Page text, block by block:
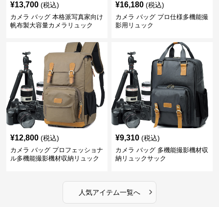
¥13,700 (税込)
カメラ バッグ 本格派写真家向け
帆布製大容量カメラリュック
¥16,180 (税込)
カメラ バッグ プロ仕様多機能撮
影用リュック
¥12,800 (税込)
カメラ バッグ プロフェッショナ
ル多機能撮影機材収納リュック
¥9,310 (税込)
カメラ バッグ 多機能撮影機材収
納リュックサック
人気アイテム一覧へ ›